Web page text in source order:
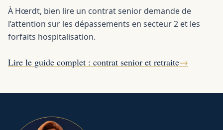
À Hœrdt, bien lire un contrat senior demande de
l’attention sur les dépassements en secteur 2 et les
forfaits hospitalisation.
Lire le guide complet : contrat senior et retraite→